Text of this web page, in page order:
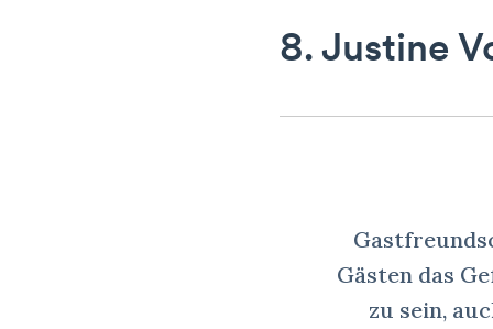
8. Justine
Gästen das
zu sein,